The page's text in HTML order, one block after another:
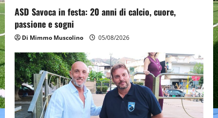
o
n
ASD Savoca in festa: 20 anni di calcio, cuore,
passione e sogni
Di Mimmo Muscolino 05/08/2026